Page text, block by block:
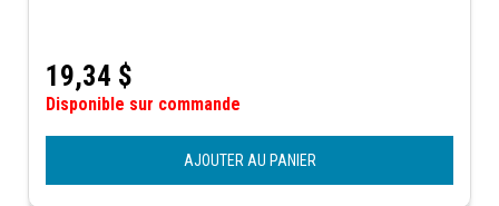
19,34 $
Disponible sur commande
AJOUTER AU PANIER